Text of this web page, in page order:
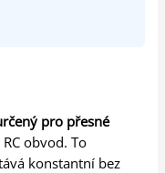
pro přesné
obvod. To
konstantní bez